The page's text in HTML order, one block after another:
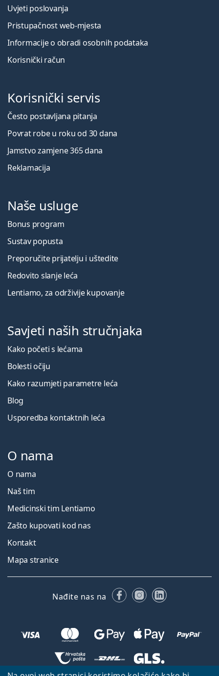
Uvjeti poslovanja
Pristupačnost web-mjesta
Informacije o obradi osobnih podataka
Korisnički račun
Korisnički servis
Često postavljana pitanja
Povrat robe u roku od 30 dana
Jamstvo zamjene 365 dana
Reklamacija
Naše usluge
Bonus program
Sustav popusta
Preporučite prijatelju i uštedite
Redovito slanje leća
Lentiamo, za održivije kupovanje
Savjeti naših stručnjaka
Kako početi s lećama
Bolesti očiju
Kako razumjeti parametre leća
Blog
Usporedba kontaktnih leća
O nama
O nama
Naš tim
Medicinski tim Lentiamo
Zašto kupovati kod nas
Kontakt
Mapa stranice
Nađite nas na FacebookuInstagramu
LinkedIn